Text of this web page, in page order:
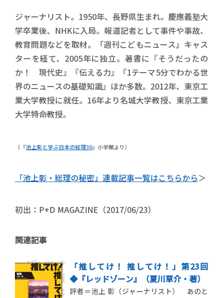
ジャーナリスト。1950年、長野県生まれ。慶應義塾大
学卒業後、NHKに入局。報道記者として事件や事故、
教育問題などを取材。「週刊こどもニュース」キャス
ターを経て、2005年に独立。著書に『そうだったの
か！ 現代史』『伝える力』『1テーマ5分でわかる世
界のニュースの基礎知識』ほか多数。2012年、東京工
業大学教授に就任。16年より名城大学教授、東京工業
大学特命教授。
（『池上彰と学ぶ日本の総理30』小学館より）
「池上彰・総理の秘密」連載記事一覧はこちらから＞
初出：P+D MAGAZINE（2017/06/23）
関連記事
「推してけ！ 推してけ！」第23回
◆『レッドゾーン』（夏川草介・著）
評者＝池上 彰（ジャーナリスト） あのと